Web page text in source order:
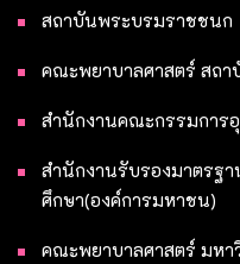
สถาบันพระบรมราชชนก
คณะพยาบาลศาสตร์ สถ
สำนักงานคณะกรรมการ
สำนักงานรับรองมาตรฐ
ศึกษา(องค์การมหาชน)
คณะพยาบาลศาสตร์ มหา